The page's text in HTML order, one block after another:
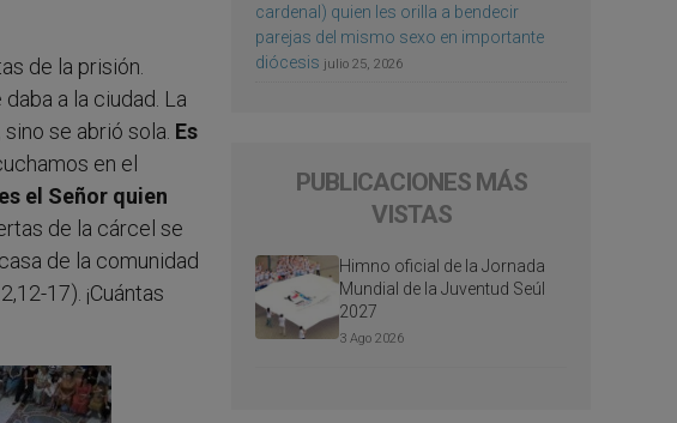
de la prisión.
a la ciudad. La
se abrió sola. Es
en el
el Señor quien
de la cárcel se
de la comunidad
17). ¡Cuántas
cardenal) quien les orilla a bendecir
parejas del mismo sexo en importante
diócesis julio 25, 2026
PUBLICACIONES MÁS
VISTAS
Himno oficial de la Jornada
Mundial de la Juventud Seúl
2027
3 Ago 2026